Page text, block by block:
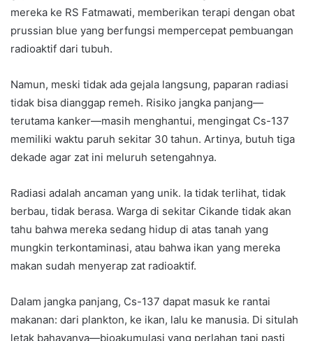
mereka ke RS Fatmawati, memberikan terapi dengan obat
prussian blue yang berfungsi mempercepat pembuangan
radioaktif dari tubuh.
Namun, meski tidak ada gejala langsung, paparan radiasi
tidak bisa dianggap remeh. Risiko jangka panjang—
terutama kanker—masih menghantui, mengingat Cs-137
memiliki waktu paruh sekitar 30 tahun. Artinya, butuh tiga
dekade agar zat ini meluruh setengahnya.
Radiasi adalah ancaman yang unik. Ia tidak terlihat, tidak
berbau, tidak berasa. Warga di sekitar Cikande tidak akan
tahu bahwa mereka sedang hidup di atas tanah yang
mungkin terkontaminasi, atau bahwa ikan yang mereka
makan sudah menyerap zat radioaktif.
Dalam jangka panjang, Cs-137 dapat masuk ke rantai
makanan: dari plankton, ke ikan, lalu ke manusia. Di situlah
letak bahayanya—bioakumulasi yang perlahan tapi pasti